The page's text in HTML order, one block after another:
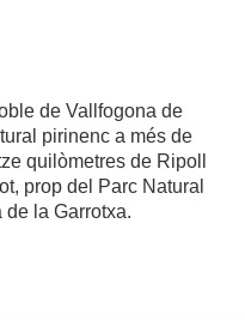
de Vallfogona de
pirinenc a més de
quilòmetres de Ripoll
prop del Parc Natural
la Garrotxa.